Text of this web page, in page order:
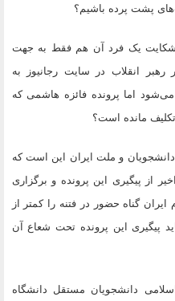
پشت پرده باشیم؟
یک فرد آن هم فقط به جهت
رهبر انقلاب در سایت رجانیوز به
اما پرونده فائزه هاشمی که
مانده است؟
و ملت ایران این است که
از پیگیری این پرونده و برگزاری
گناه حضور در فتنه را کمتر از
و نباید پیگیری این پرونده تحت شعاع آن
دانشجویان مستقل دانشگاه